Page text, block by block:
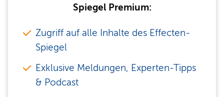
Spiegel Premium:
Zugriff auf alle Inhalte des Effecten-
Spiegel
Exklusive Meldungen, Experten-Tipps
& Podcast